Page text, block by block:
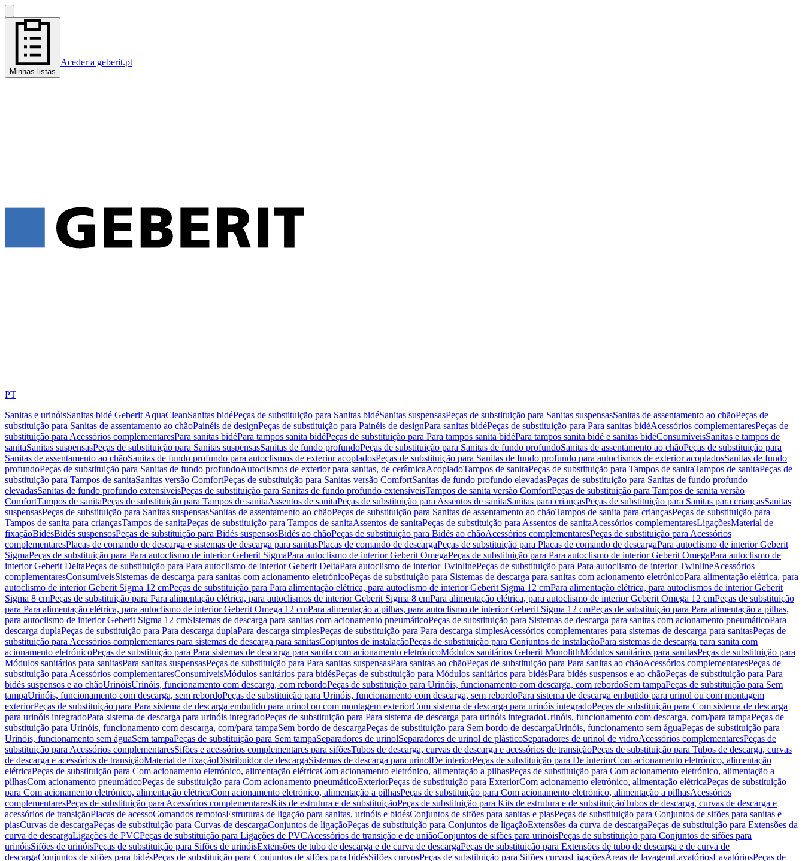
Minhas listas
Aceder a geberit.pt
PT
Sanitas e urinóisSanitas bidé Geberit AquaCleanSanitas bidéPeças de substituição para Sanitas bidéSanitas suspensasPeças de substituição para Sanitas suspensasSanitas de assentamento ao chãoPeças de
substituição para Sanitas de assentamento ao chãoPainéis de designPeças de substituição para Painéis de designPara sanitas bidéPeças de substituição para Para sanitas bidéAcessórios complementaresPeças de
substituição para Acessórios complementaresPara sanitas bidéPara tampos sanita bidéPeças de substituição para Para tampos sanita bidéPara tampos sanita bidé e sanitas bidéConsumíveisSanitas e tampos de
sanitaSanitas suspensasPeças de substituição para Sanitas suspensasSanitas de fundo profundoPeças de substituição para Sanitas de fundo profundoSanitas de assentamento ao chãoPeças de substituição para
Sanitas de assentamento ao chãoSanitas de fundo profundo para autoclismos de exterior acopladosPeças de substituição para Sanitas de fundo profundo para autoclismos de exterior acopladosSanitas de fundo
profundoPeças de substituição para Sanitas de fundo profundoAutoclismos de exterior para sanitas, de cerâmicaAcopladoTampos de sanitaPeças de substituição para Tampos de sanitaTampos de sanitaPeças de
substituição para Tampos de sanitaSanitas versão ComfortPeças de substituição para Sanitas versão ComfortSanitas de fundo profundo elevadasPeças de substituição para Sanitas de fundo profundo
elevadasSanitas de fundo profundo extensíveisPeças de substituição para Sanitas de fundo profundo extensíveisTampos de sanita versão ComfortPeças de substituição para Tampos de sanita versão
ComfortTampos de sanitaPeças de substituição para Tampos de sanitaAssentos de sanitaPeças de substituição para Assentos de sanitaSanitas para criançasPeças de substituição para Sanitas para criançasSanitas
suspensasPeças de substituição para Sanitas suspensasSanitas de assentamento ao chãoPeças de substituição para Sanitas de assentamento ao chãoTampos de sanita para criançasPeças de substituição para
Tampos de sanita para criançasTampos de sanitaPeças de substituição para Tampos de sanitaAssentos de sanitaPeças de substituição para Assentos de sanitaAcessórios complementaresLigaçõesMaterial de
fixaçãoBidésBidés suspensosPeças de substituição para Bidés suspensosBidés ao chãoPeças de substituição para Bidés ao chãoAcessórios complementaresPeças de substituição para Acessórios
complementaresPlacas de comando de descarga e sistemas de descarga para sanitasPlacas de comando de descargaPeças de substituição para Placas de comando de descargaPara autoclismo de interior Geberit
SigmaPeças de substituição para Para autoclismo de interior Geberit SigmaPara autoclismo de interior Geberit OmegaPeças de substituição para Para autoclismo de interior Geberit OmegaPara autoclismo de
interior Geberit DeltaPeças de substituição para Para autoclismo de interior Geberit DeltaPara autoclismo de interior TwinlinePeças de substituição para Para autoclismo de interior TwinlineAcessórios
complementaresConsumíveisSistemas de descarga para sanitas com acionamento eletrónicoPeças de substituição para Sistemas de descarga para sanitas com acionamento eletrónicoPara alimentação elétrica, para
autoclismo de interior Geberit Sigma 12 cmPeças de substituição para Para alimentação elétrica, para autoclismo de interior Geberit Sigma 12 cmPara alimentação elétrica, para autoclismos de interior Geberit
Sigma 8 cmPeças de substituição para Para alimentação elétrica, para autoclismos de interior Geberit Sigma 8 cmPara alimentação elétrica, para autoclismo de interior Geberit Omega 12 cmPeças de substituição
para Para alimentação elétrica, para autoclismo de interior Geberit Omega 12 cmPara alimentação a pilhas, para autoclismo de interior Geberit Sigma 12 cmPeças de substituição para Para alimentação a pilhas,
para autoclismo de interior Geberit Sigma 12 cmSistemas de descarga para sanitas com acionamento pneumáticoPeças de substituição para Sistemas de descarga para sanitas com acionamento pneumáticoPara
descarga duplaPeças de substituição para Para descarga duplaPara descarga simplesPeças de substituição para Para descarga simplesAcessórios complementares para sistemas de descarga para sanitasPeças de
substituição para Acessórios complementares para sistemas de descarga para sanitasConjuntos de instalaçãoPeças de substituição para Conjuntos de instalaçãoPara sistemas de descarga para sanita com
acionamento eletrónicoPeças de substituição para Para sistemas de descarga para sanita com acionamento eletrónicoMódulos sanitários Geberit MonolithMódulos sanitários para sanitasPeças de substituição para
Módulos sanitários para sanitasPara sanitas suspensasPeças de substituição para Para sanitas suspensasPara sanitas ao chãoPeças de substituição para Para sanitas ao chãoAcessórios complementaresPeças de
substituição para Acessórios complementaresConsumíveisMódulos sanitários para bidésPeças de substituição para Módulos sanitários para bidésPara bidés suspensos e ao chãoPeças de substituição para Para
bidés suspensos e ao chãoUrinóisUrinóis, funcionamento com descarga, com rebordoPeças de substituição para Urinóis, funcionamento com descarga, com rebordoSem tampaPeças de substituição para Sem
tampaUrinóis, funcionamento com descarga, sem rebordoPeças de substituição para Urinóis, funcionamento com descarga, sem rebordoPara sistema de descarga embutido para urinol ou com montagem
exteriorPeças de substituição para Para sistema de descarga embutido para urinol ou com montagem exteriorCom sistema de descarga para urinóis integradoPeças de substituição para Com sistema de descarga
para urinóis integradoPara sistema de descarga para urinóis integradoPeças de substituição para Para sistema de descarga para urinóis integradoUrinóis, funcionamento com descarga, com/para tampaPeças de
substituição para Urinóis, funcionamento com descarga, com/para tampaSem bordo de descargaPeças de substituição para Sem bordo de descargaUrinóis, funcionamento sem águaPeças de substituição para
Urinóis, funcionamento sem águaSem tampaPeças de substituição para Sem tampaSeparadores de urinolSeparadores de urinol de plásticoSeparadores de urinol de vidroAcessórios complementaresPeças de
substituição para Acessórios complementaresSifões e acessórios complementares para sifõesTubos de descarga, curvas de descarga e acessórios de transiçãoPeças de substituição para Tubos de descarga, curvas
de descarga e acessórios de transiçãoMaterial de fixaçãoDistribuidor de descargaSistemas de descarga para urinolDe interiorPeças de substituição para De interiorCom acionamento eletrónico, alimentação
elétricaPeças de substituição para Com acionamento eletrónico, alimentação elétricaCom acionamento eletrónico, alimentação a pilhasPeças de substituição para Com acionamento eletrónico, alimentação a
pilhasCom acionamento pneumáticoPeças de substituição para Com acionamento pneumáticoExteriorPeças de substituição para ExteriorCom acionamento eletrónico, alimentação elétricaPeças de substituição
para Com acionamento eletrónico, alimentação elétricaCom acionamento eletrónico, alimentação a pilhasPeças de substituição para Com acionamento eletrónico, alimentação a pilhasAcessórios
complementaresPeças de substituição para Acessórios complementaresKits de estrutura e de substituiçãoPeças de substituição para Kits de estrutura e de substituiçãoTubos de descarga, curvas de descarga e
acessórios de transiçãoPlacas de acessoComandos remotosEstruturas de ligação para sanitas, urinóis e bidésConjuntos de sifões para sanitas e piasPeças de substituição para Conjuntos de sifões para sanitas e
piasCurvas de descargaPeças de substituição para Curvas de descargaConjuntos de ligaçãoPeças de substituição para Conjuntos de ligaçãoExtensões da curva de descargaPeças de substituição para Extensões da
curva de descargaLigações de PVCPeças de substituição para Ligações de PVCAcessórios de transição e de uniãoConjuntos de sifões para urinóisPeças de substituição para Conjuntos de sifões para
urinóisSifões de urinóisPeças de substituição para Sifões de urinóisExtensões de tubo de descarga e de curva de descargaPeças de substituição para Extensões de tubo de descarga e de curva de
descargaConjuntos de sifões para bidésPeças de substituição para Conjuntos de sifões para bidésSifões curvosPeças de substituição para Sifões curvosLigaçõesÁreas de lavagemLavatóriosLavatóriosPeças de